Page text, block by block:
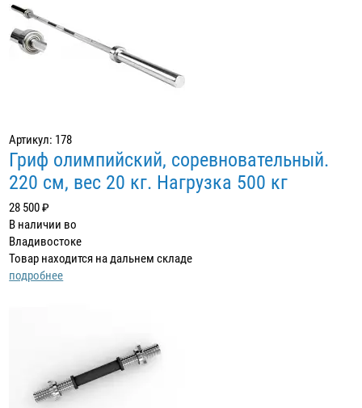
Артикул: 178
Гриф олимпийский, соревновательный.
220 см, вес 20 кг. Нагрузка 500 кг
28 500 ₽
В наличии во
Владивостоке
Товар находится на дальнем складе
подробнее